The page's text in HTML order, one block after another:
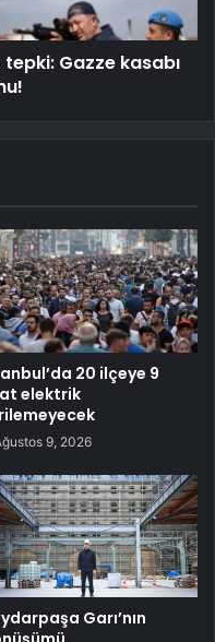
Gazze kasabı
20 ilçeye 9
elektrik
9, 2026
Garı’nın